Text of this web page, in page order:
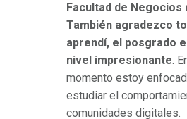
Facultad de Negocios
También agradezco
aprendí, el posgrado
nivel impresionante.
momento estoy
estudiar el
comunidades digitales.